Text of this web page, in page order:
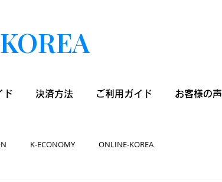
KOREA
ド 決済方法 ご利用ガイド お客様の声
K-ECONOMY ONLINE-KOREA